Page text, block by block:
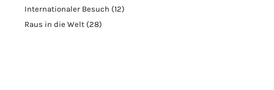
Internationaler Besuch (12)
Raus in die Welt (28)